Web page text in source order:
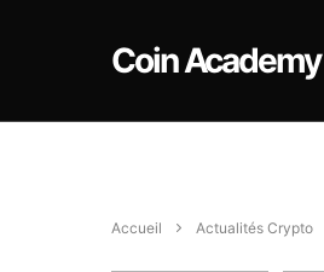
Coin Academy
Accueil Actualités Crypto